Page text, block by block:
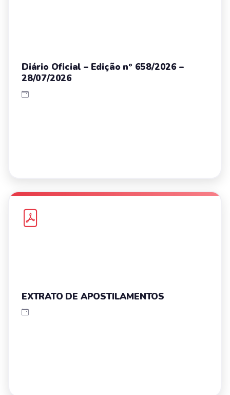
Diário Oficial – Edição nº 658/2026 –
28/07/2026
EXTRATO DE APOSTILAMENTOS